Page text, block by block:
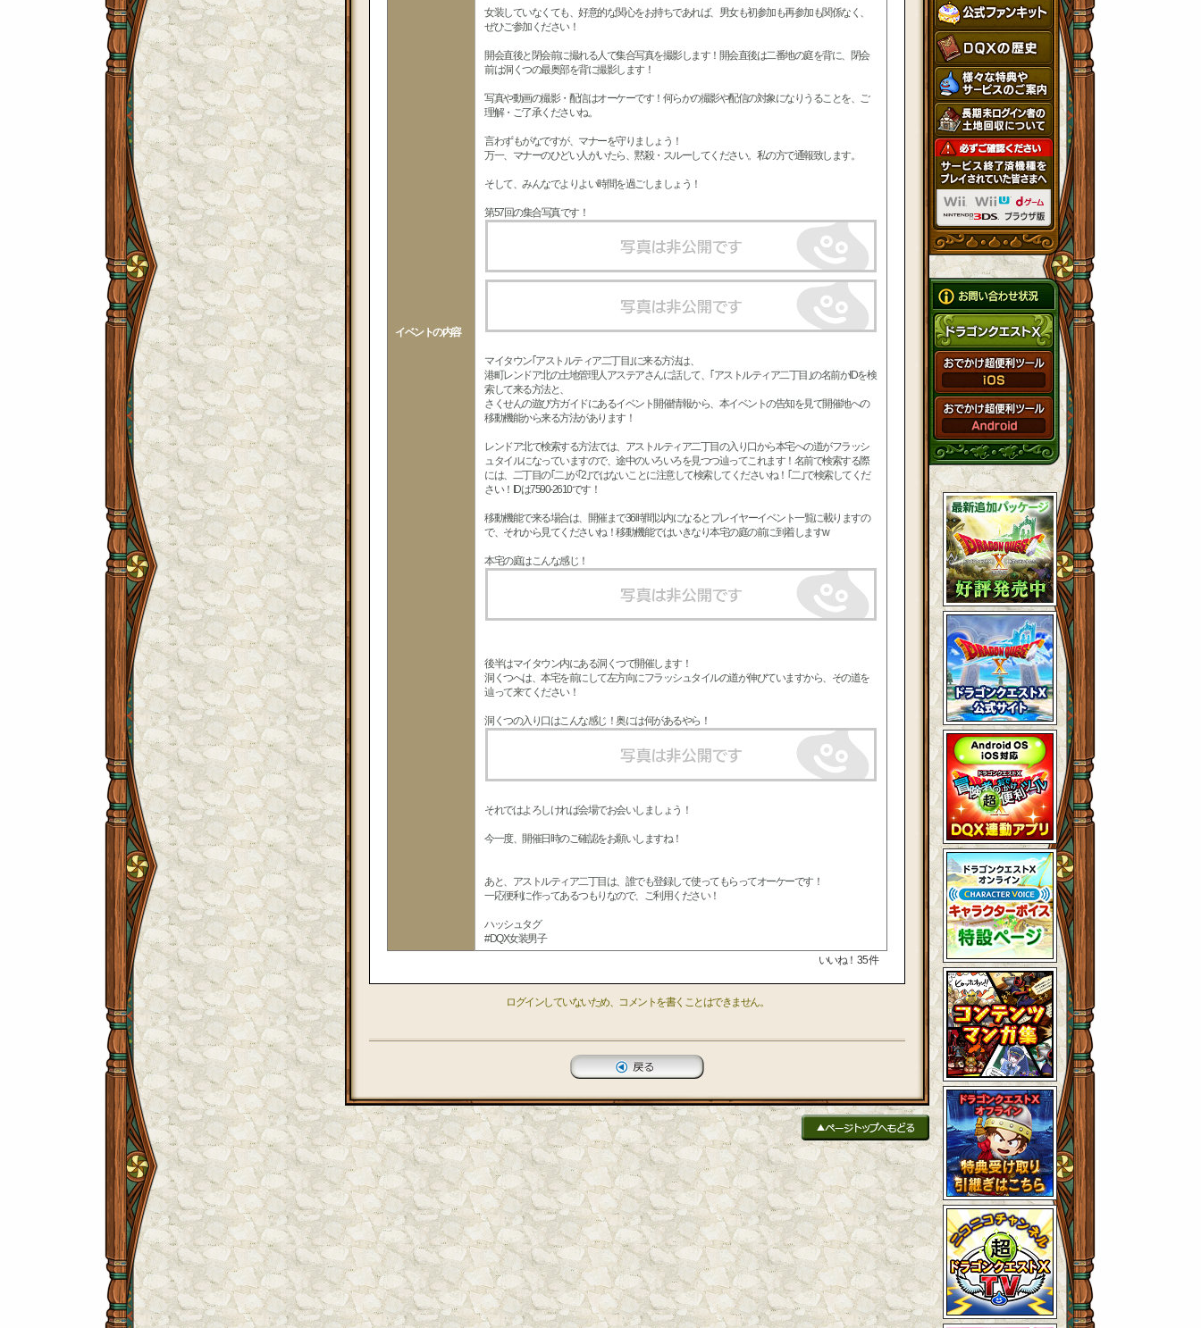
イベントの内容
女装していなくても、好意的な関心をお持ちであれば、男女も初参加も再参加も関係なく、
ぜひご参加ください！
開会直後と閉会前に撮れる人で集合写真を撮影します！開会直後は二番地の庭を背に、閉会
前は洞くつの最奥部を背に撮影します！
写真や動画の撮影・配信はオーケーです！何らかの撮影や配信の対象になりうることを、ご
理解・ご了承くださいね。
言わずもがなですが、マナーを守りましょう！
万一、マナーのひどい人がいたら、黙殺・スルーしてください。私の方で通報致します。
そして、みんなでよりよい時間を過ごしましょう！
第57回の集合写真です！
マイタウン｢アストルティア二丁目｣に来る方法は、
港町レンドア北の土地管理人アステアさんに話して、｢アストルティア二丁目｣の名前かIDを検
索して来る方法と、
さくせんの遊び方ガイドにあるイベント開催情報から、本イベントの告知を見て開催地への
移動機能から来る方法があります！
レンドア北で検索する方法では、アストルティア二丁目の入り口から本宅への道がフラッシ
ュタイルになっていますので、途中のいろいろを見つつ辿ってこれます！名前で検索する際
には、二丁目の｢二｣が｢2｣ではないことに注意して検索してくださいね！｢二｣で検索してくだ
さい！IDは7590-2610です！
移動機能で来る場合は、開催まで36時間以内になるとプレイヤーイベント一覧に載りますの
で、それから見てくださいね！移動機能ではいきなり本宅の庭の前に到着しますw
本宅の庭はこんな感じ！
後半はマイタウン内にある洞くつで開催します！
洞くつへは、本宅を前にして左方向にフラッシュタイルの道が伸びていますから、その道を
辿って来てください！
洞くつの入り口はこんな感じ！奥には何があるやら！
それではよろしければ会場でお会いしましょう！
今一度、開催日時のご確認をお願いしますね！
あと、アストルティア二丁目は、誰でも登録して使ってもらってオーケーです！
一応便利に作ってあるつもりなので、ご利用ください！
ハッシュタグ
#DQX女装男子
いいね！ 35件
ログインしていないため、コメントを書くことはできません。